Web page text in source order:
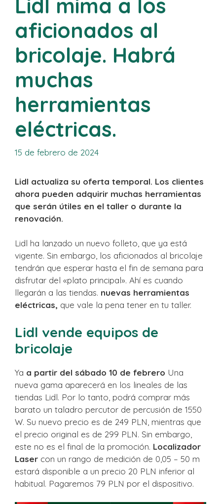
Lidl mima a los
aficionados al
bricolaje. Habrá
muchas
herramientas
eléctricas.
15 de febrero de 2024
Lidl actualiza su oferta temporal. Los clientes
ahora pueden adquirir muchas herramientas
que serán útiles en el taller o durante la
renovación.
Lidl ha lanzado un nuevo folleto, que ya está
vigente. Sin embargo, los aficionados al bricolaje
tendrán que esperar hasta el fin de semana para
disfrutar del «plato principal». Ahí es cuando
llegarán a las tiendas. nuevas herramientas
eléctricas, que vale la pena tener en tu taller.
Lidl vende equipos de
bricolaje
Ya a partir del sábado 10 de febrero Una
nueva gama aparecerá en los lineales de las
tiendas Lidl. Por lo tanto, podrá comprar más
barato un taladro percutor de percusión de 1550
W. Su nuevo precio es de 249 PLN, mientras que
el precio original es de 299 PLN. Sin embargo,
este no es el final de la promoción. Localizador
Laser con un rango de medición de 0,05 – 50 m
estará disponible a un precio 20 PLN inferior al
habitual. Pagaremos 79 PLN por el dispositivo.